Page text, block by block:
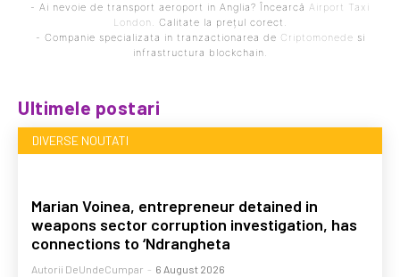
- Ai nevoie de transport aeroport in Anglia? Încearcă Airport Taxi
London . Calitate la prețul corect.
- Companie specializata in tranzactionarea de Criptomonede si
infrastructura blockchain.
Ultimele postari
DIVERSE NOUTATI
Marian Voinea, entrepreneur detained in
weapons sector corruption investigation, has
connections to ‘Ndrangheta
Autorii DeUndeCumpar - 6 August 2026